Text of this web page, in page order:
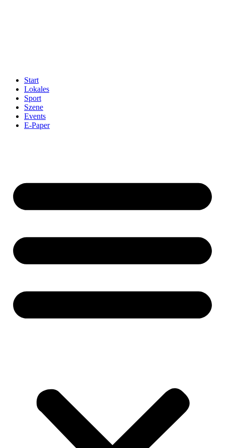
Start
Lokales
Sport
Szene
Events
E-Paper